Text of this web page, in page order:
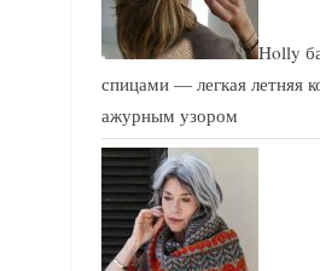
Holly
спицами — легкая летняя
ажурным узором